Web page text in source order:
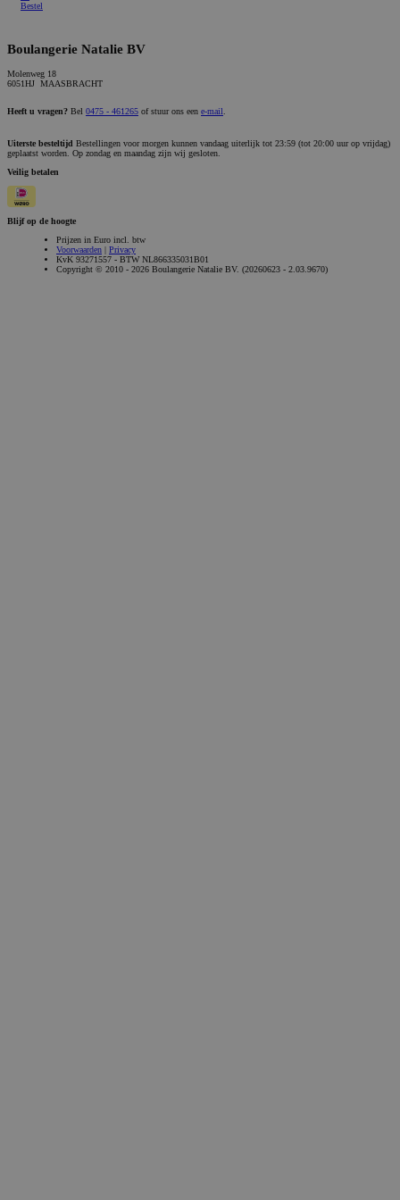
Bestel
Boulangerie Natalie BV
Molenweg 18
6051HJ MAASBRACHT
Heeft u vragen? Bel 0475 - 461265 of stuur ons een e-mail
Uiterste besteltijd Bestellingen voor morgen kunnen vandaag uiterlijk tot 23:59 (tot 20:00 uur op vrijdag)
geplaatst worden. Op zondag en maandag zijn wij gesloten.
Veilig betalen
Blijf op de hoogte
Prijzen in Euro incl. btw
Voorwaarden | Privacy
KvK 93271557 - BTW NL866335031B01
Copyright © 2010 - 2026 Boulangerie Natalie BV. (20260623 - 2.03.9670)